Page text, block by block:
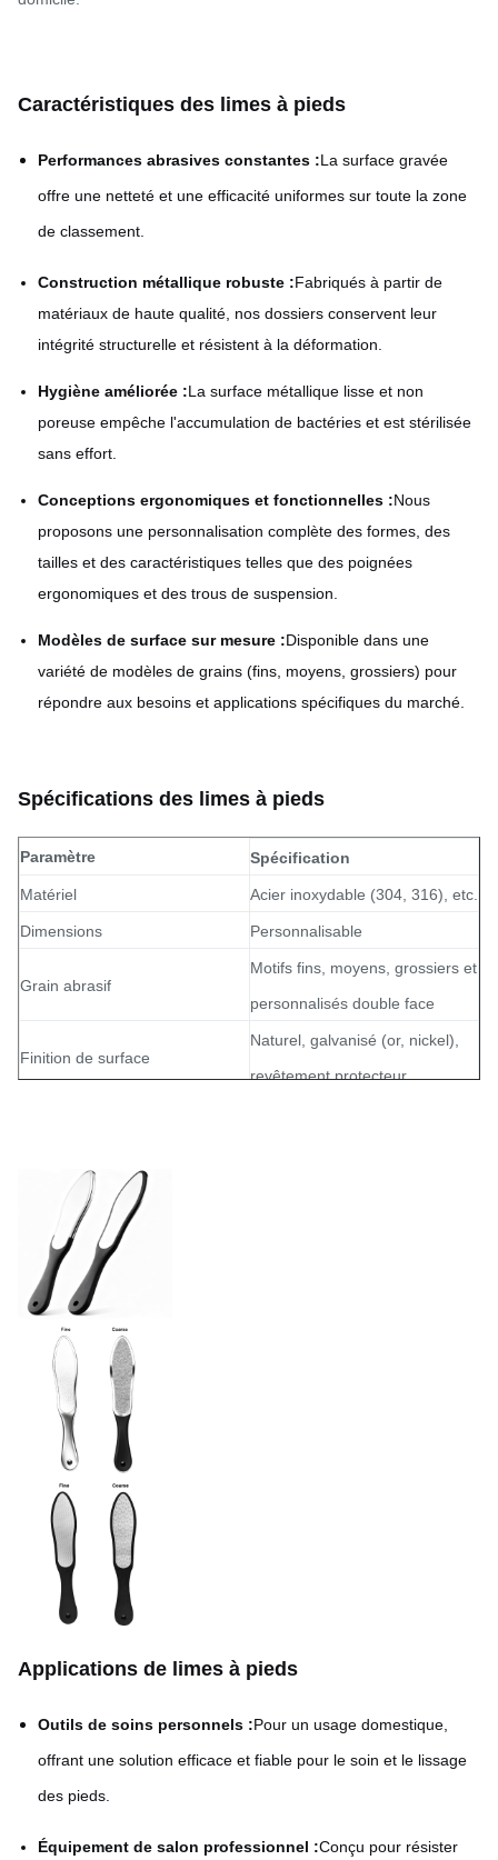
Caractéristiques des limes à pieds
Performances abrasives constantes :La surface gravée
offre une netteté et une efficacité uniformes sur toute la zone
de classement.
Construction métallique robuste :Fabriqués à partir de
matériaux de haute qualité, nos dossiers conservent leur
intégrité structurelle et résistent à la déformation.
Hygiène améliorée :La surface métallique lisse et non
poreuse empêche l'accumulation de bactéries et est stérilisée
sans effort.
Conceptions ergonomiques et fonctionnelles :Nous
proposons une personnalisation complète des formes, des
tailles et des caractéristiques telles que des poignées
ergonomiques et des trous de suspension.
Modèles de surface sur mesure :Disponible dans une
variété de modèles de grains (fins, moyens, grossiers) pour
répondre aux besoins et applications spécifiques du marché.
Spécifications des limes à pieds
Paramètre Spécification
Matériel Acier inoxydable (304, 316), etc.
Dimensions Personnalisable
Grain abrasif
Motifs fins, moyens, grossiers et
personnalisés double face
Finition de surface
Naturel, galvanisé (or, nickel),
revêtement protecteur
Processus
Industrie
Applications de limes à pieds
Outils de soins personnels :Pour un usage domestique,
offrant une solution efficace et fiable pour le soin et le lissage
des pieds.
Équipement de salon professionnel :Conçu pour résister